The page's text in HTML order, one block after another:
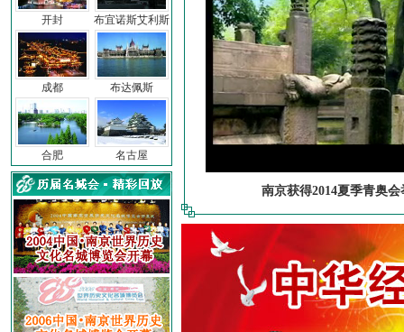
开封
成都
合肥
布宜诺斯艾利斯
布达佩斯
名古屋
南京获得2014夏季青奥会